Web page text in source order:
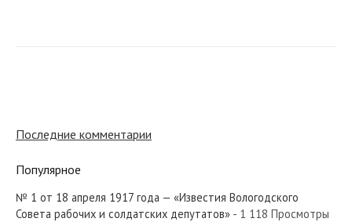
№ 98 от апреля 1941 года — «Красный Север»
Последние комментарии
Популярное
№ 1 от 18 апреля 1917 года — «Известия Вологодского
Совета рабочих и солдатских депутатов» - 1 118 Просмотры